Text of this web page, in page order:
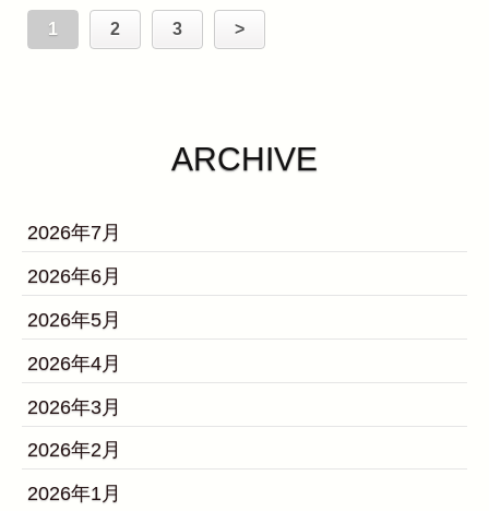
1 2 3 >
ARCHIVE
2026年7月
2026年6月
2026年5月
2026年4月
2026年3月
2026年2月
2026年1月